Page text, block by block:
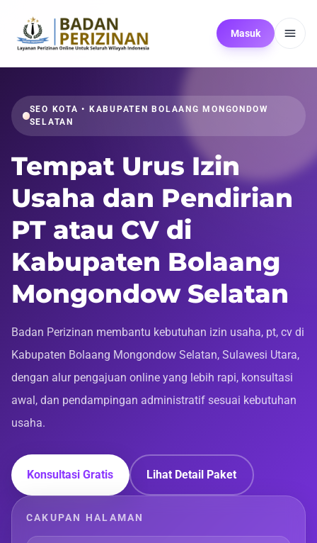
Masuk
SEO KOTA • KABUPATEN BOLAANG MONGONDOW
SELATAN
Tempat Urus Izin
Usaha dan Pendirian
PT atau CV di
Kabupaten Bolaang
Mongondow Selatan
Badan Perizinan membantu kebutuhan izin usaha, pt, cv di
Kabupaten Bolaang Mongondow Selatan, Sulawesi Utara,
dengan alur pengajuan online yang lebih rapi, konsultasi
awal, dan pendampingan administratif sesuai kebutuhan
usaha.
Konsultasi Gratis Lihat Detail Paket
CAKUPAN HALAMAN